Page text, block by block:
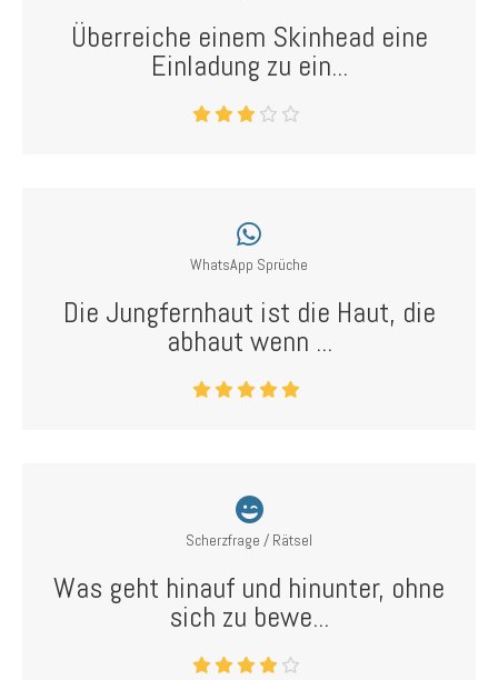
Überreiche einem Skinhead eine
Einladung zu ein...
WhatsApp Sprüche
Die Jungfernhaut ist die Haut, die
abhaut wenn ...
Scherzfrage / Rätsel
Was geht hinauf und hinunter, ohne
sich zu bewe...